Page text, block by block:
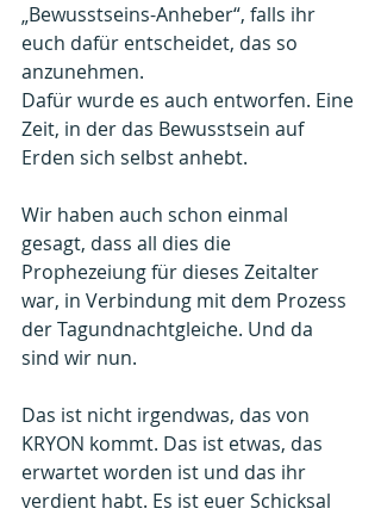
„Bewusstseins-Anheber“, falls ihr
euch dafür entscheidet, das so
anzunehmen.
Dafür wurde es auch entworfen. Eine
Zeit, in der das Bewusstsein auf
Erden sich selbst anhebt.
Wir haben auch schon einmal
gesagt, dass all dies die
Prophezeiung für dieses Zeitalter
war, in Verbindung mit dem Prozess
der Tagundnachtgleiche. Und da
sind wir nun.
Das ist nicht irgendwas, das von
KRYON kommt. Das ist etwas, das
erwartet worden ist und das ihr
verdient habt. Es ist euer Schicksal